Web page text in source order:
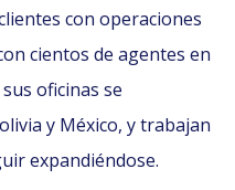
con operaciones
cientos de agentes en
oficinas se
y México, y trabajan
expandiéndose.